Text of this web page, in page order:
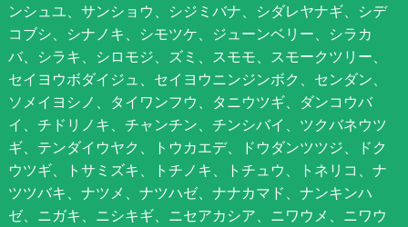
ンシュユ、サンショウ、シジミバナ、シダレヤナギ、シデ
コブシ、シナノキ、シモツケ、ジューンベリー、シラカ
バ、シラキ、シロモジ、ズミ、スモモ、スモークツリー、
セイヨウボダイジュ、セイヨウニンジンボク、センダン、
ソメイヨシノ、タイワンフウ、タニウツギ、ダンコウバ
イ、チドリノキ、チャンチン、チンシバイ、ツクバネウツ
ギ、テンダイウヤク、トウカエデ、ドウダンツツジ、ドク
ウツギ、トサミズキ、トチノキ、トチュウ、トネリコ、ナ
ツツバキ、ナツメ、ナツハゼ、ナナカマド、ナンキンハ
ゼ、ニガキ、ニシキギ、ニセアカシア、ニワウメ、ニワウ